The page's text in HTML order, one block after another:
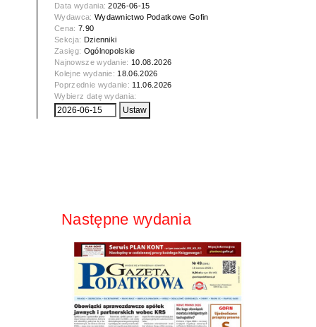
Data wydania:2026-06-15
Wydawca: Wydawnictwo Podatkowe Gofin
Cena: 7.90
Sekcja: Dzienniki
Zasięg: Ogólnopolskie
Najnowsze wydanie: 10.08.2026
Kolejne wydanie: 18.06.2026
Poprzednie wydanie: 11.06.2026
Wybierz datę wydania:
Następne wydania